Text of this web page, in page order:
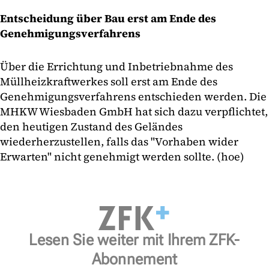
Entscheidung über Bau erst am Ende des
Genehmigungsverfahrens
Über die Errichtung und Inbetriebnahme des
Müllheizkraftwerkes soll erst am Ende des
Genehmigungsverfahrens entschieden werden. Die
MHKW Wiesbaden GmbH hat sich dazu verpflichtet,
den heutigen Zustand des Geländes
wiederherzustellen, falls das "Vorhaben wider
Erwarten" nicht genehmigt werden sollte. (hoe)
Lesen Sie weiter mit Ihrem ZFK-
Abonnement